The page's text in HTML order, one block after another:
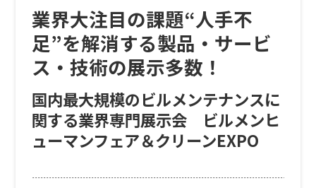
業界大注目の課題“人手不
足”を解消する製品・サービ
ス・技術の展示多数！
国内最大規模のビルメンテナンスに
関する業界専門展示会 ビルメンヒ
ューマンフェア＆クリーンEXPO